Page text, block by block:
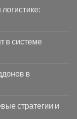
в системе
в
стратегии и